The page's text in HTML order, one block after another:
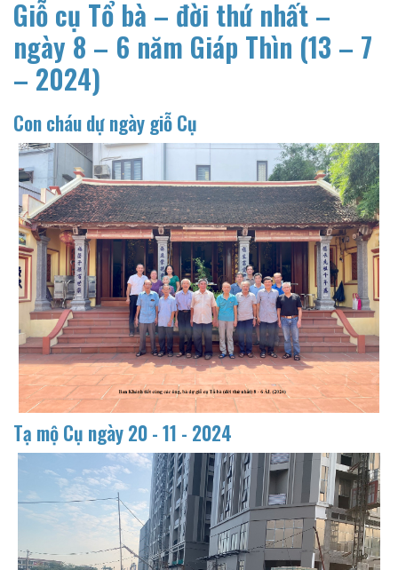
Giỗ cụ Tổ bà – đời thứ nhất –
ngày 8 – 6 năm Giáp Thìn (13 – 7
– 2024)
Con cháu dự ngày giỗ Cụ
Tạ mộ Cụ ngày20 - 11 - 2024